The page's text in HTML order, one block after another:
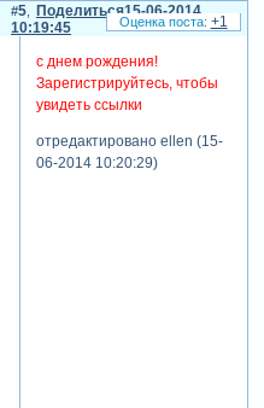
Поделиться
5
15-06-2014
10:19:45
с днем рождения!
Зарегистрируйтесь, чтобы
увидеть ссылки
отредактировано ellen (15-
06-2014 10:20:29)
+1